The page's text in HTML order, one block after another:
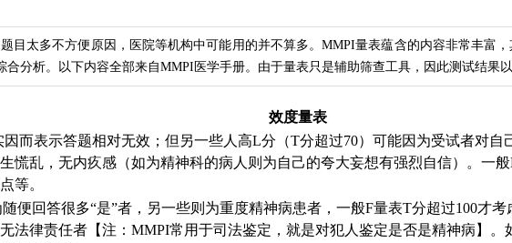
目太多不方便原因，医院等机构中可能用的并不算多。MMPI量表蕴含的内容非常丰富
分析。以下内容全部来自MMPI医学手册。由于量表只是辅助筛查工具，因此测试结果
效度量表
而表示答题相对无效；但另一些人高L分（T分超过70）可能因为受试者对自
慌乱，无内疚感（如为精神科的病人则为自己的夸大妄想有强烈自信）。一
等。
便回答很多“是”者，另一些则为重度精神病患者，一般F量表T分超过100才
法律责任者【注：MMPI常用于司法鉴定，就是对犯人鉴定是否是精神病】